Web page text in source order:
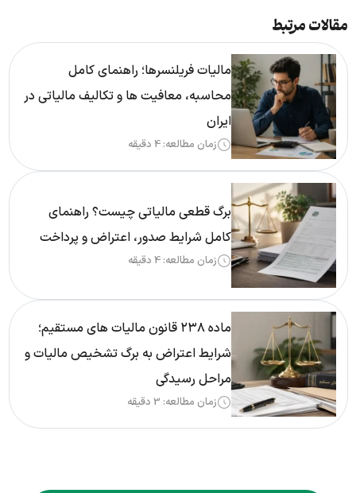
مقالات مرتبط
مالیات فریلنسرها؛ راهنمای کامل
محاسبه، معافیت ها و تکالیف مالیاتی در
ایران
زمان مطالعه: 4 دقیقه
برگ قطعی مالیاتی چیست؟ راهنمای
کامل شرایط صدور، اعتراض و پرداخت
زمان مطالعه: 4 دقیقه
ماده ۲۳۸ قانون مالیات های مستقیم؛
شرایط اعتراض به برگ تشخیص مالیات و
مراحل رسیدگی
زمان مطالعه: 3 دقیقه